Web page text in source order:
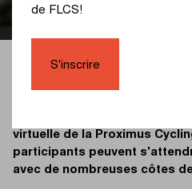
virtuelle de la Proximus
participants peuvent
avec de nombreuses côtes
de FLCS!
S'inscrire